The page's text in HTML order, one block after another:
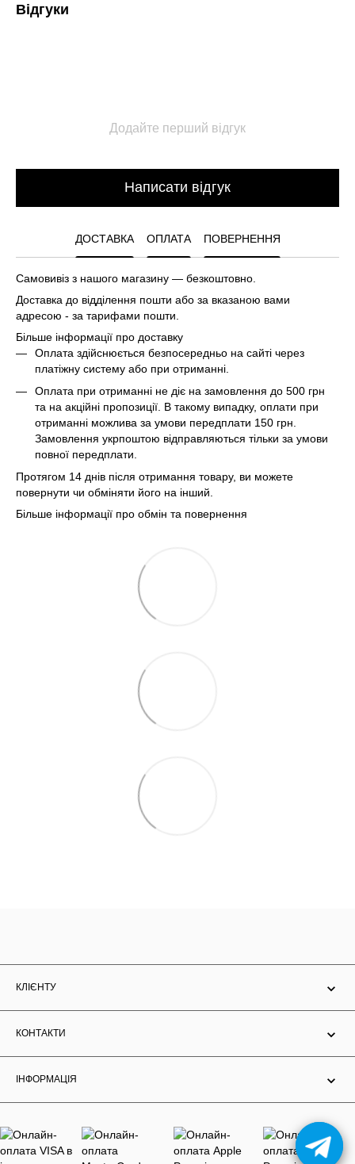
Відгуки
Додайте перший відгук
Написати відгук
ДОСТАВКА ОПЛАТА ПОВЕРНЕННЯ
Самовивіз з нашого магазину — безкоштовно.
Доставка до відділення пошти або за вказаною вами
адресою - за тарифами пошти.
Більше інформації про доставку
Оплата здійснюється безпосередньо на сайті через
платіжну систему або при отриманні.
Оплата при отриманні не діє на замовлення до 500 грн
та на акційні пропозиції. В такому випадку, оплати при
отриманні можлива за умови передплати 150 грн.
Замовлення укрпоштою відправляються тільки за умови
повної передплати.
Протягом 14 днів після отримання товару, ви можете
повернути чи обміняти його на інший.
Більше інформації про обмін та повернення
КЛІЄНТУ
КОНТАКТИ
ІНФОРМАЦІЯ